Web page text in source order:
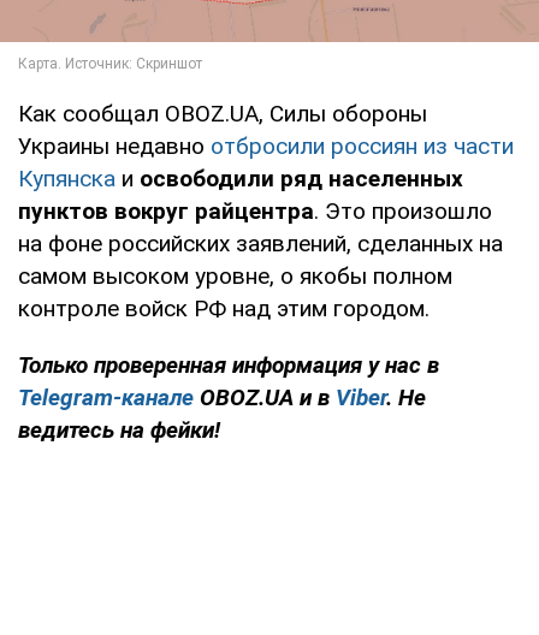
Как сообщал OBOZ.UA, Силы обороны
Украины недавно отбросили россиян из части
Купянска и освободили ряд населенных
пунктов вокруг райцентра. Это произошло
на фоне российских заявлений, сделанных на
самом высоком уровне, о якобы полном
контроле войск РФ над этим городом.
Только проверенная информация у нас в
Telegram-канале OBOZ.UA и в Viber. Не
ведитесь на фейки!